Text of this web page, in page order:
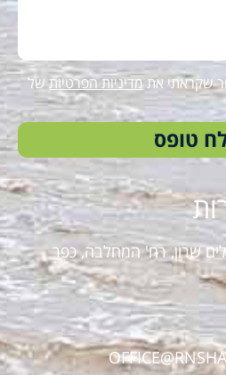
שקראתי אתמדיניות הפרטיותשל
טופס
שרון, רח' המחלבה, כפר